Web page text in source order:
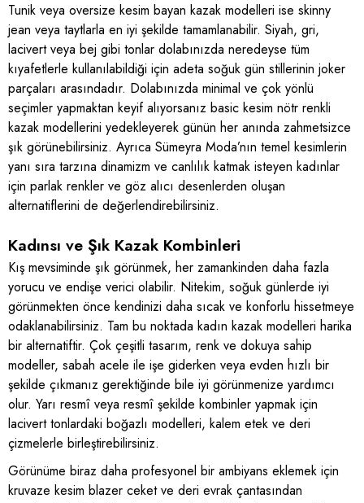
Tunik veya oversize kesim bayan kazak modelleri ise skinny
jean veya taytlarla en iyi şekilde tamamlanabilir. Siyah, gri,
lacivert veya bej gibi tonlar dolabınızda neredeyse tüm
kıyafetlerle kullanılabildiği için adeta soğuk gün stillerinin joker
parçaları arasındadır. Dolabınızda minimal ve çok yönlü
seçimler yapmaktan keyif alıyorsanız basic kesim nötr renkli
kazak modellerini yedekleyerek günün her anında zahmetsizce
şık görünebilirsiniz. Ayrıca Sümeyra Moda’nın temel kesimlerin
yanı sıra tarzına dinamizm ve canlılık katmak isteyen kadınlar
için parlak renkler ve göz alıcı desenlerden oluşan
alternatiflerini de değerlendirebilirsiniz.
Kadınsı ve Şık Kazak Kombinleri
Kış mevsiminde şık görünmek, her zamankinden daha fazla
yorucu ve endişe verici olabilir. Nitekim, soğuk günlerde iyi
görünmekten önce kendinizi daha sıcak ve konforlu hissetmeye
odaklanabilirsiniz. Tam bu noktada kadın kazak modelleri harika
bir alternatiftir. Çok çeşitli tasarım, renk ve dokuya sahip
modeller, sabah acele ile işe giderken veya evden hızlı bir
şekilde çıkmanız gerektiğinde bile iyi görünmenize yardımcı
olur. Yarı resmî veya resmî şekilde kombinler yapmak için
lacivert tonlardaki boğazlı modelleri, kalem etek ve deri
çizmelerle birleştirebilirsiniz.
Görünüme biraz daha profesyonel bir ambiyans eklemek için
kruvaze kesim blazer ceket ve deri evrak çantasından